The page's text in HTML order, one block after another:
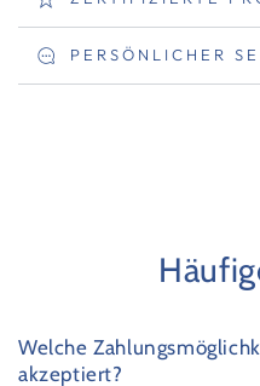
PERSÖNLICHER
Welche
akzeptiert?